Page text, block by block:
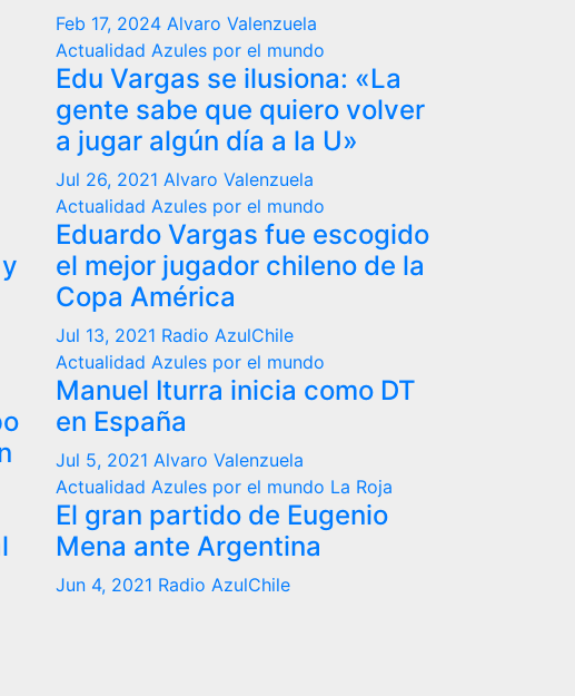
Feb 17, 2024 Alvaro Valenzuela
Actualidad Azules por el mundo
Edu Vargas se ilusiona: «La
gente sabe que quiero volver
a jugar algún día a la U»
Jul 26, 2021 Alvaro Valenzuela
Actualidad Azules por el mundo
Eduardo Vargas fue escogido
el mejor jugador chileno de la
Copa América
Jul 13, 2021 Radio AzulChile
Actualidad Azules por el mundo
Manuel Iturra inicia como DT
en España
Jul 5, 2021 Alvaro Valenzuela
Actualidad Azules por el mundo La Roja
El gran partido de Eugenio
Mena ante Argentina
Jun 4, 2021 Radio AzulChile